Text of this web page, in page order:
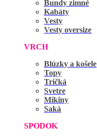
Bundy zimné
Kabáty
Vesty
Vesty oversize
VRCH
Blúzky a košele
Topy
Tričká
Svetre
Mikiny
Saká
SPODOK